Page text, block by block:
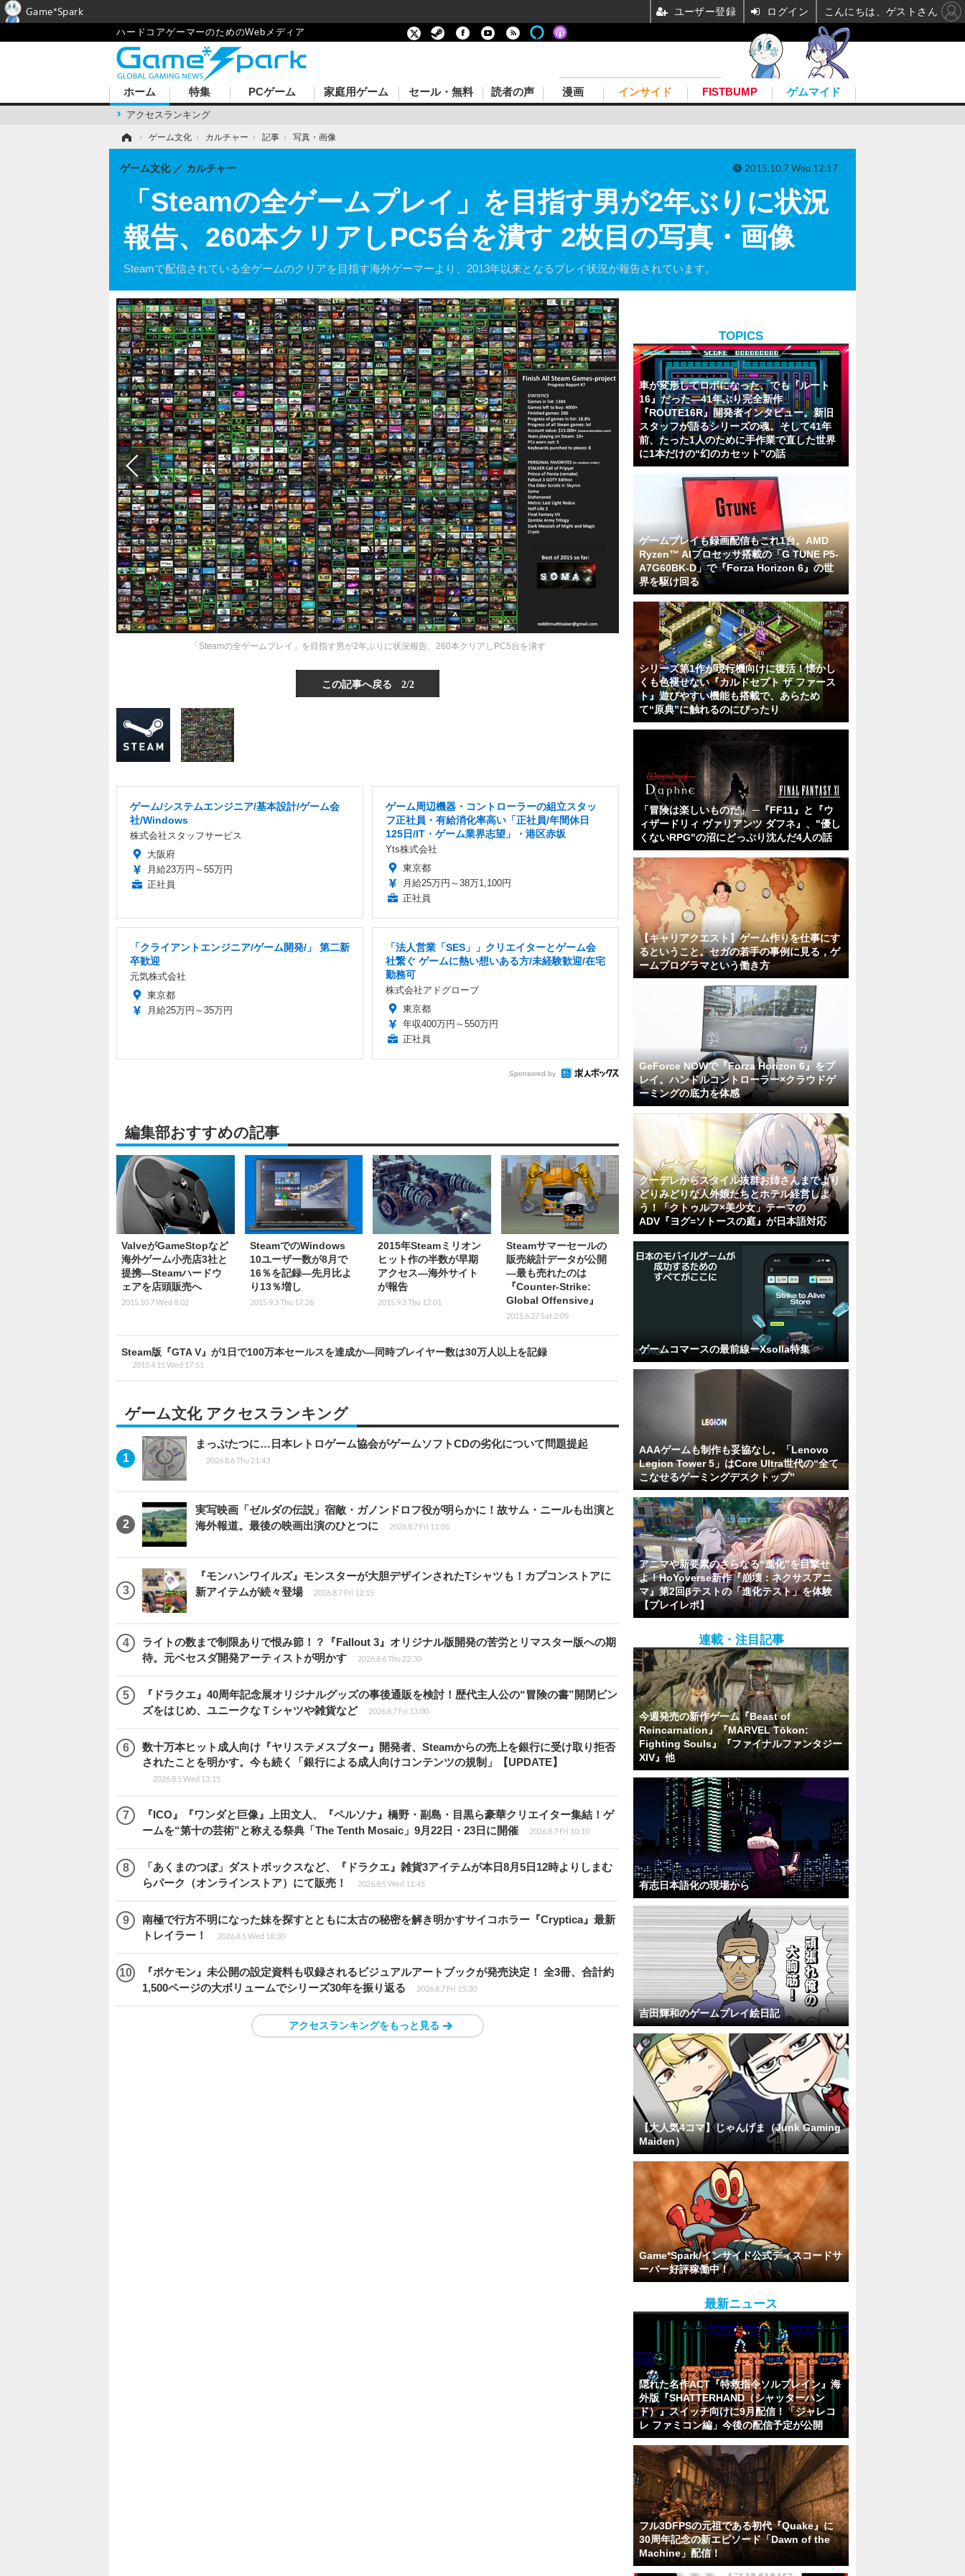
ハードコアゲーマーのためのWebメディア
ホーム
アクセスランキング
特集 PCゲーム 家庭用ゲーム セール・無料 読者の声 漫画 インサイド FISTBUMP ゲムマイド
› ゲーム文化 › カルチャー › 記事 › 写真・画像
「Steamの全ゲームプレイ」を目指す男が2年ぶりに状況
報告、260本クリアしPC5台を潰す 2枚目の写真・画像
Steamで配信されている全ゲームのクリアを目指す海外ゲーマーより、2013年以来となるプレイ状況が報告されています。
ゲーム文化 カルチャー 2015.10.7 Wed 12:17
「Steamの全ゲームプレイ」を目指す男が2年ぶりに状況報告、260本クリアしPC5台を潰す
この記事へ戻る 2/2
ゲーム/システムエンジニア/基本設計/ゲーム会
社/Windows
株式会社スタッフサービス
大阪府
月給23万円～55万円
正社員
ゲーム周辺機器・コントローラーの組立スタッ
フ正社員・有給消化率高い「正社員/年間休日
125日/IT・ゲーム業界志望」・港区赤坂
Yts株式会社
東京都
月給25万円～38万1,100円
正社員
「クライアントエンジニア/ゲーム開発/」 第二新
卒歓迎
元気株式会社
東京都
月給25万円～35万円
「法人営業「SES」」クリエイターとゲーム会
社繋ぐ ゲームに熱い想いある方/未経験歓迎/在宅
勤務可
株式会社アドグローブ
東京都
年収400万円～550万円
正社員
Sponsored by
編集部おすすめの記事
ValveがGameStopなど
海外ゲーム小売店3社と
提携―Steamハードウ
ェアを店頭販売へ
2015.10.7 Wed 8:02
SteamでのWindows
10ユーザー数が8月で
16％を記録―先月比よ
り13％増し
2015.9.3 Thu 17:26
2015年Steamミリオン
ヒット作の半数が早期
アクセス―海外サイト
が報告
2015.9.3 Thu 12:01
Steamサマーセールの
販売統計データが公開
―最も売れたのは
『Counter-Strike:
Global Offensive』
2015.6.27 Sat 2:09
Steam版『GTA V』が1日で100万本セールスを達成か―同時プレイヤー数は30万人以上を記録
2015.4.15 Wed 17:51
ゲーム文化 アクセスランキング
まっぷたつに…日本レトロゲーム協会がゲームソフトCDの劣化について問題提起
2026.8.6 Thu 21:43
実写映画「ゼルダの伝説」宿敵・ガノンドロフ役が明らかに！故サム・ニールも出演と
海外報道。最後の映画出演のひとつに
2026.8.7 Fri 11:05
『モンハンワイルズ』モンスターが大胆デザインされたTシャツも！カプコンストアに
新アイテムが続々登場
2026.8.7 Fri 12:15
ライトの数まで制限ありで恨み節！？『Fallout 3』オリジナル版開発の苦労とリマスター版への期
待。元ベセスダ開発アーティストが明かす
2026.8.6 Thu 22:30
『ドラクエ』40周年記念展オリジナルグッズの事後通販を検討！歴代主人公の“冒険の書”開閉ピン
ズをはじめ、ユニークなＴシャツや雑貨など
2026.8.7 Fri 13:00
数十万本ヒット成人向け『ヤリステメスブター』開発者、Steamからの売上を銀行に受け取り拒否
されたことを明かす。今も続く「銀行による成人向けコンテンツの規制」【UPDATE】
2026.8.5 Wed 13:15
『ICO』『ワンダと巨像』上田文人、『ペルソナ』橋野・副島・目黒ら豪華クリエイター集結！ゲ
ームを“第十の芸術”と称える祭典「The Tenth Mosaic」9月22日・23日に開催
2026.8.7 Fri 10:10
「あくまのつぼ」ダストボックスなど、『ドラクエ』雑貨3アイテムが本日8月5日12時よりしまむ
らパーク（オンラインストア）にて販売！
2026.8.5 Wed 11:45
南極で行方不明になった妹を探すとともに太古の秘密を解き明かすサイコホラー『Cryptica』最新
トレイラー！
2026.8.5 Wed 18:30
『ポケモン』未公開の設定資料も収録されるビジュアルアートブックが発売決定！ 全3冊、合計約
1,500ページの大ボリュームでシリーズ30年を振り返る
2026.8.7 Fri 15:30
アクセスランキングをもっと見る
TOPICS
車が変形してロボになった、でも『ルート
16』だった―41年ぶり完全新作
『ROUTE16R』開発者インタビュー。新旧
スタッフが語るシリーズの魂。そして41年
前、たった1人のために手作業で直した世界
に1本だけの“幻のカセット”の話
ゲームプレイも録画配信もこれ1台。AMD
Ryzen™ AIプロセッサ搭載の「G TUNE P5-
A7G60BK-D」で『Forza Horizon 6』の世
界を駆け回る
シリーズ第1作が現行機向けに復活！懐かし
くも色褪せない『カルドセプト ザ ファース
ト』遊びやすい機能も搭載で、あらため
て“原典”に触れるのにぴったり
「冒険は楽しいものだ」 ─『FF11』と『ウ
ィザードリィ ヴァリアンツ ダフネ』、"優し
くないRPG"の沼にどっぷり沈んだ4人の話
【キャリアクエスト】ゲーム作りを仕事にす
るということ。セガの若手の事例に見る，ゲ
ームプログラマという働き方
GeForce NOWで『Forza Horizon 6』をプ
レイ。ハンドルコントローラー×クラウドゲ
ーミングの底力を体感
クーデレからスタイル抜群お姉さんまでより
どりみどりな人外娘たちとホテル経営しよ
う！「クトゥルフ×美少女」テーマの
ADV『ヨグ=ソトースの庭』が日本語対応
ゲームコマースの最前線ーXsolla特集
AAAゲームも制作も妥協なし。「Lenovo
Legion Tower 5」はCore Ultra世代の“全て
こなせるゲーミングデスクトップ”
アニマや新要素のさらなる“進化”を目撃せ
よ！HoYoverse新作『崩壊：ネクサスアニ
マ』第2回βテストの「進化テスト」を体験
【プレイレポ】
連載・注目記事
今週発売の新作ゲーム『Beast of
Reincarnation』『MARVEL Tōkon:
Fighting Souls』『ファイナルファンタジー
XIV』他
有志日本語化の現場から
吉田輝和のゲームプレイ絵日記
【大人気4コマ】じゃんげま（Junk Gaming
Maiden）
Game*Spark/インサイド公式ディスコードサ
ーバー好評稼働中！
最新ニュース
隠れた名作ACT『特救指令ソルブレイン』海
外版『SHATTERHAND（シャッターハン
ド）』スイッチ向けに9月配信！「ジャレコ
レ ファミコン編」今後の配信予定が公開
フル3DFPSの元祖である初代『Quake』に
30周年記念の新エピソード「Dawn of the
Machine」配信！
Game*Spark ユーザー登録 ログイン こんにちは、ゲストさん